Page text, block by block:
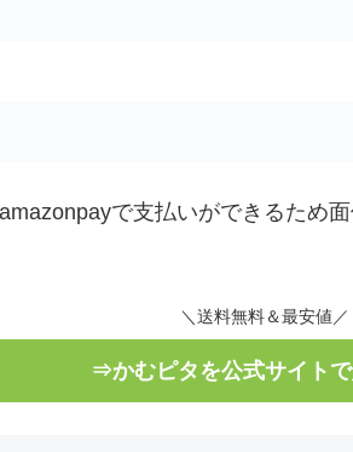
で支払いができるため
＼送料無料＆最安値／
⇒かむピタを公式サイト